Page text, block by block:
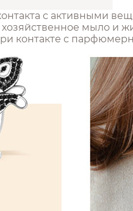
с активными
хозяйственное мыло и
контакте с